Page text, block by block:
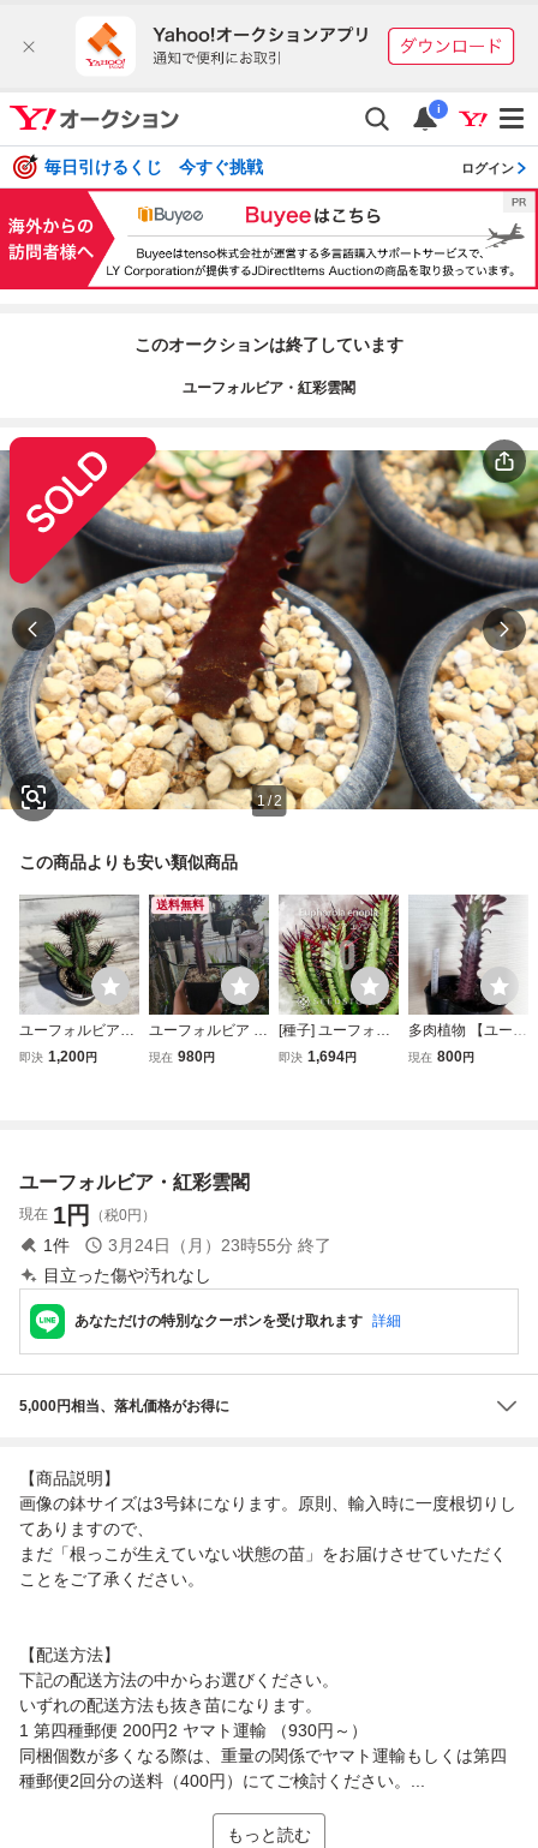
i
毎日引けるくじ 今すぐ挑戦 ログイン
このオークションは終了しています
ユーフォルビア・紅彩雲閣
1/2
この商品よりも安い類似商品
ユーフォルビア・
紅彩閣 3号 8月
即決 1,200円
送料無料
ユーフォルビア 紅
彩雲閣
現在 980円
[種子] ユーフォル
ビア エノプラ 紅
即決 1,694円
多肉植物 【ユーフ
ォルビア・紅葉彩
現在 800円
ユーフォルビア・紅彩雲閣
現在 1円 （税0円）
1件 3月24日（月）23時55分 終了
目立った傷や汚れなし
あなただけの特別なクーポンを受け取れます 詳細
5,000円相当、落札価格がお得に
【商品説明】
画像の鉢サイズは3号鉢になります。原則、輸入時に一度根切りし
てありますので、
まだ「根っこが生えていない状態の苗」をお届けさせていただく
ことをご了承ください。
【配送方法】
下記の配送方法の中からお選びください。
いずれの配送方法も抜き苗になります。
1 第四種郵便 200円2 ヤマト運輸 （930円～）
同梱個数が多くなる際は、重量の関係でヤマト運輸もしくは第四
種郵便2回分の送料（400円）にてご検討ください。...
もっと読む